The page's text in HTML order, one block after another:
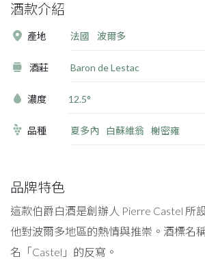
酒款介紹
產地 法國 波爾多
酒莊 Baron de Lestac
濃度 12.5°
品種 夏多內 白蘇維翁 榭密雍
品牌特色
這款伯爵白酒是創辦人 Pierre Castel 所
他對波爾多地區的熱情與推崇。酒標名
名「Castel」的反寫。